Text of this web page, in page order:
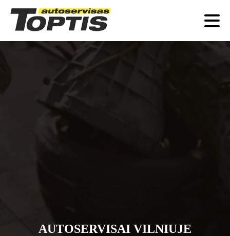
AUTOSERVISAI VILNIUJE